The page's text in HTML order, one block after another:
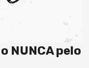
NUNCA pelo